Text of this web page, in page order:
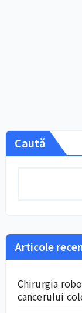
Caută
Articole
Chirurgia
cancerului